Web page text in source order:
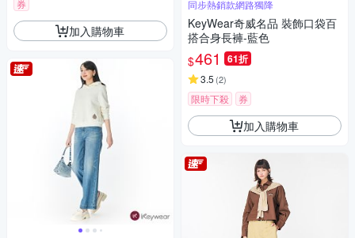
券
加入購物車
同步熱銷款網路獨降
KeyWear奇威名品 裝飾口袋百
搭合身長褲-藍色
$461 61折
3.5 (2)
限時下殺 券
加入購物車